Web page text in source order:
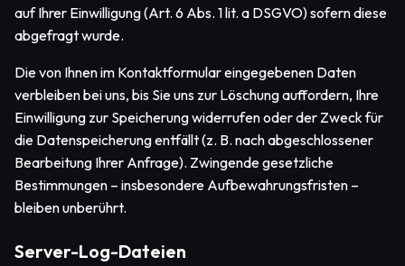
auf Ihrer Einwilligung (Art. 6 Abs. 1 lit. a DSGVO) sofern diese
abgefragt wurde.
Die von Ihnen im Kontaktformular eingegebenen Daten
verbleiben bei uns, bis Sie uns zur Löschung auffordern, Ihre
Einwilligung zur Speicherung widerrufen oder der Zweck für
die Datenspeicherung entfällt (z. B. nach abgeschlossener
Bearbeitung Ihrer Anfrage). Zwingende gesetzliche
Bestimmungen – insbesondere Aufbewahrungsfristen –
bleiben unberührt.
Server-Log-Dateien